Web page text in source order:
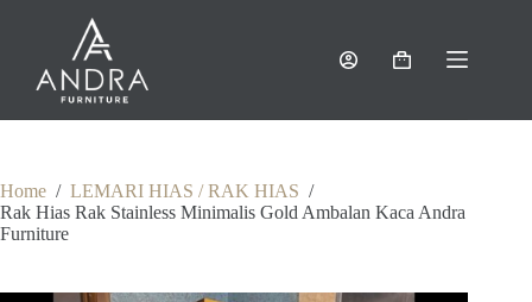
Shopping
Home / LEMARI HIAS / RAK HIAS /
Rak Hias Rak Stainless Minimalis Gold Ambalan Kaca Andra
Furniture